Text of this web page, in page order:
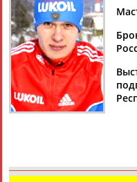
Андрей
МАЛАФИЕВ
Лыжные